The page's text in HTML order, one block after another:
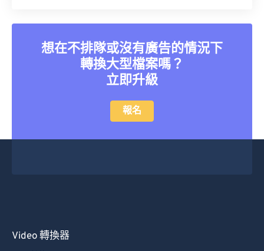
想在不排隊或沒有廣告的情況下
轉換大型檔案嗎？
立即升級
報名
Video 轉換器